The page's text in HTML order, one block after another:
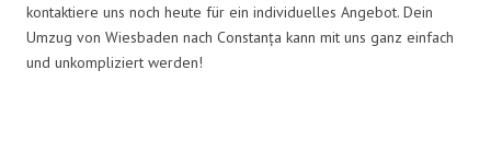
kontaktiere uns noch heute für ein individuelles Angebot. Dein
Umzug von Wiesbaden nach Constanța kann mit uns ganz einfach
und unkompliziert werden!